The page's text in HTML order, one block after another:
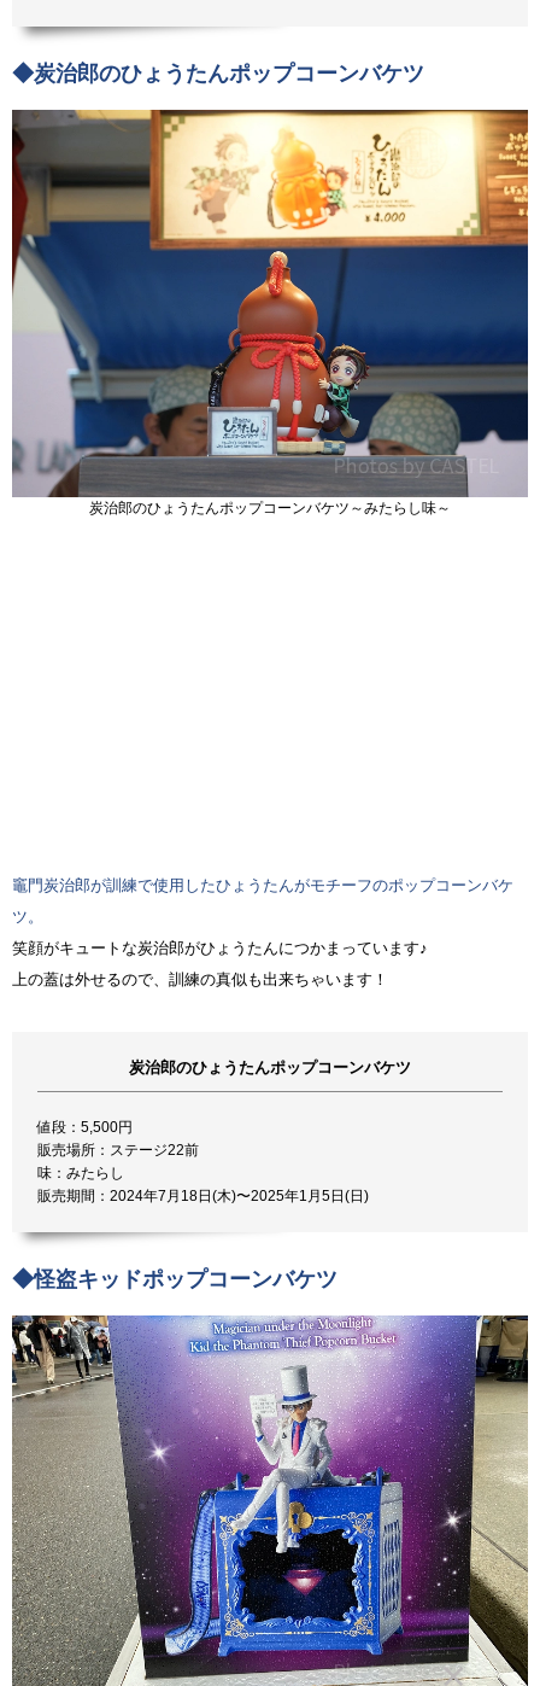
◆炭治郎のひょうたんポップコーンバケツ
炭治郎のひょうたんポップコーンバケツ～みたらし味～
竈門炭治郎が訓練で使用したひょうたんがモチーフのポップコーンバケ
ツ。
笑顔がキュートな炭治郎がひょうたんにつかまっています♪
上の蓋は外せるので、訓練の真似も出来ちゃいます！
炭治郎のひょうたんポップコーンバケツ
値段：5,500円
販売場所：ステージ22前
味：みたらし
販売期間：2024年7月18日(木)〜2025年1月5日(日)
◆怪盗キッドポップコーンバケツ